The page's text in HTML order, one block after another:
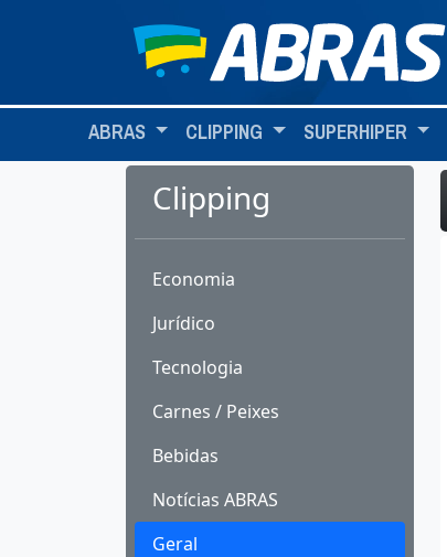
ABRAS CLIPPING SUPERHIPER
Clipping
Economia
Jurídico
Tecnologia
Carnes / Peixes
Bebidas
Notícias ABRAS
Geral